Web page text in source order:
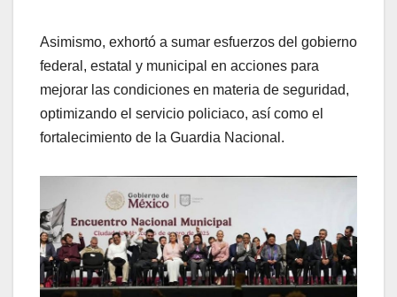
Asimismo, exhortó a sumar esfuerzos del gobierno
federal, estatal y municipal en acciones para
mejorar las condiciones en materia de seguridad,
optimizando el servicio policiaco, así como el
fortalecimiento de la Guardia Nacional.